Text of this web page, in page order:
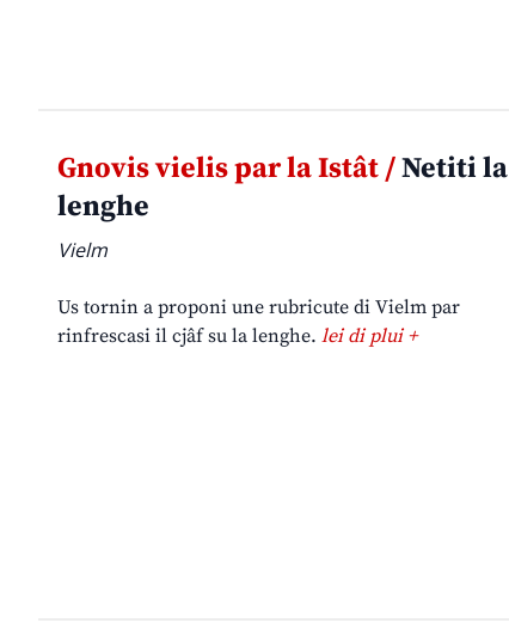
Gnovis vielis par la Istât /Netiti la
lenghe
Vielm
Us tornin a proponi une rubricute di Vielm par
rinfrescasi il cjâf su la lenghe. lei di plui +